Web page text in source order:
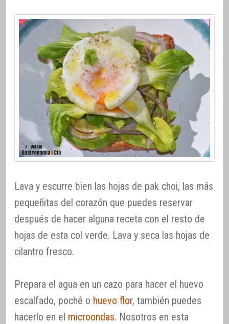
Lava y escurre bien las hojas de pak choi, las más
pequeñitas del corazón que puedes reservar
después de hacer alguna receta con el resto de
hojas de esta col verde. Lava y seca las hojas de
cilantro fresco.
Prepara el agua en un cazo para hacer el huevo
escalfado, poché o huevo flor, también puedes
hacerlo en el microondas. Nosotros en esta